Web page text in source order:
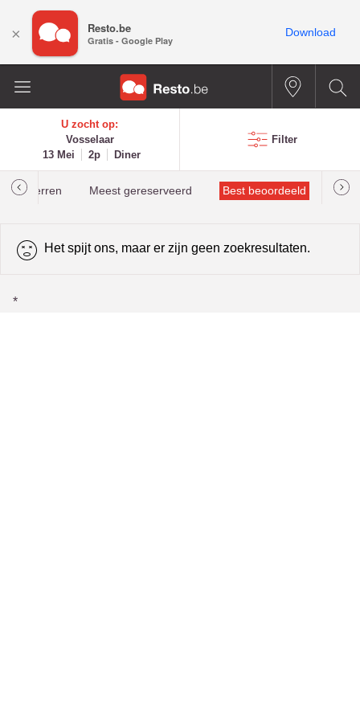
U zocht op:
Vosselaar
13 Mei
2p Diner
Filter
Meest gereserveerd Best beoordeeld
Het spijt ons, maar er zijn geen zoekresultaten.
*
× Resto.be
Gratis - Google Play
Download